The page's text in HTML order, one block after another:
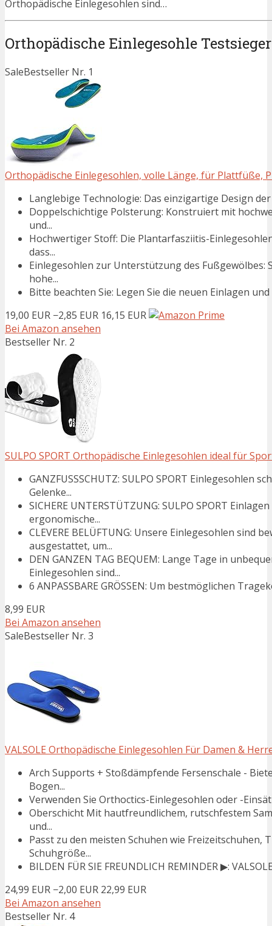
Orthopädische Einlegesohlen sind…
Orthopädische Einlegesohle Testsieger
SaleBestseller Nr. 1
Orthopädische Einlegesohlen, volle Länge, für Plattfüße,
Langlebige Technologie: Das einzigartige Design
Doppelschichtige Polsterung: Konstruiert mit
und...
Hochwertiger Stoff: Die Plantarfasziitis-
dass...
Einlegesohlen zur Unterstützung des Fußgewölbes:
hohe...
Bitte beachten Sie: Legen Sie die neuen Einlagen
19,00 EUR −2,85 EUR 16,15 EUR
Bei Amazon ansehen
Bestseller Nr. 2
SULPO SPORT Orthopädische Einlegesohlen ideal für
GANZFUSSSCHUTZ: SULPO SPORT Einlegesohlen
Gelenke...
SICHERE UNTERSTÜTZUNG: SULPO SPORT
ergonomische...
CLEVERE BELÜFTUNG: Unsere Einlegesohlen sind
ausgestattet, um...
DEN GANZEN TAG BEQUEM: Lange Tage in
Einlegesohlen sind...
6 ANPASSBARE GRÖSSEN: Um bestmöglichen
8,99 EUR
Bei Amazon ansehen
SaleBestseller Nr. 3
VALSOLE Orthopädische Einlegesohlen Für Damen &
Arch Supports + Stoßdämpfende Fersenschale -
Bogen...
Verwenden Sie Orthoctics-Einlegesohlen oder -
Oberschicht Mit hautfreundlichem, rutschfestem
und...
Passt zu den meisten Schuhen wie Freizeitschuhen,
Schuhgröße...
BILDEN FÜR SIE FREUNDLICH REMINDER ▶:
24,99 EUR −2,00 EUR 22,99 EUR
Bei Amazon ansehen
Bestseller Nr. 4